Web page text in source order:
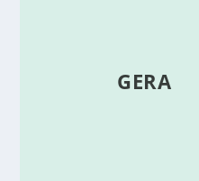
GERA